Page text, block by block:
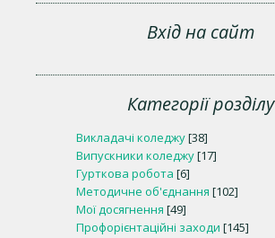
Вхід на сайт
Категорії розділу
Викладачі коледжу[38]
Випускники коледжу[17]
Гурткова робота [6]
Методичне об'єднання [102]
Мої досягнення [49]
Профорієнтаційні заходи [145]